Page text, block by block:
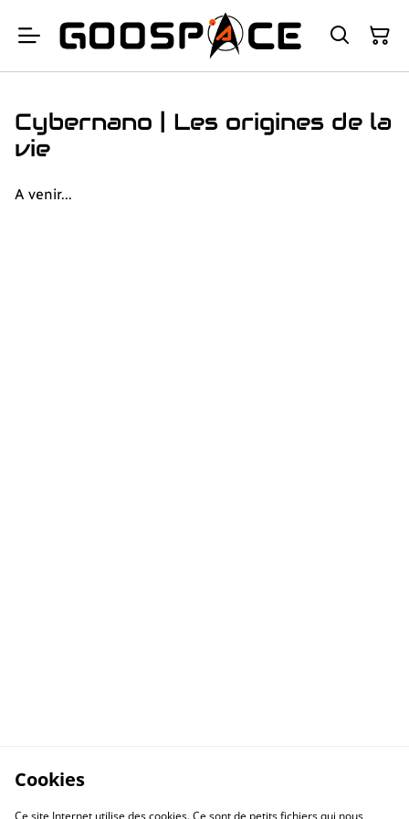
Cybernano | Les origines de la
vie
A venir...
Cookies
Ce site Internet utilise des cookies. Ce sont de petits fichiers qui nous